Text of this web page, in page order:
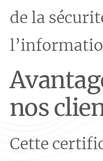
de la
nos
Cette